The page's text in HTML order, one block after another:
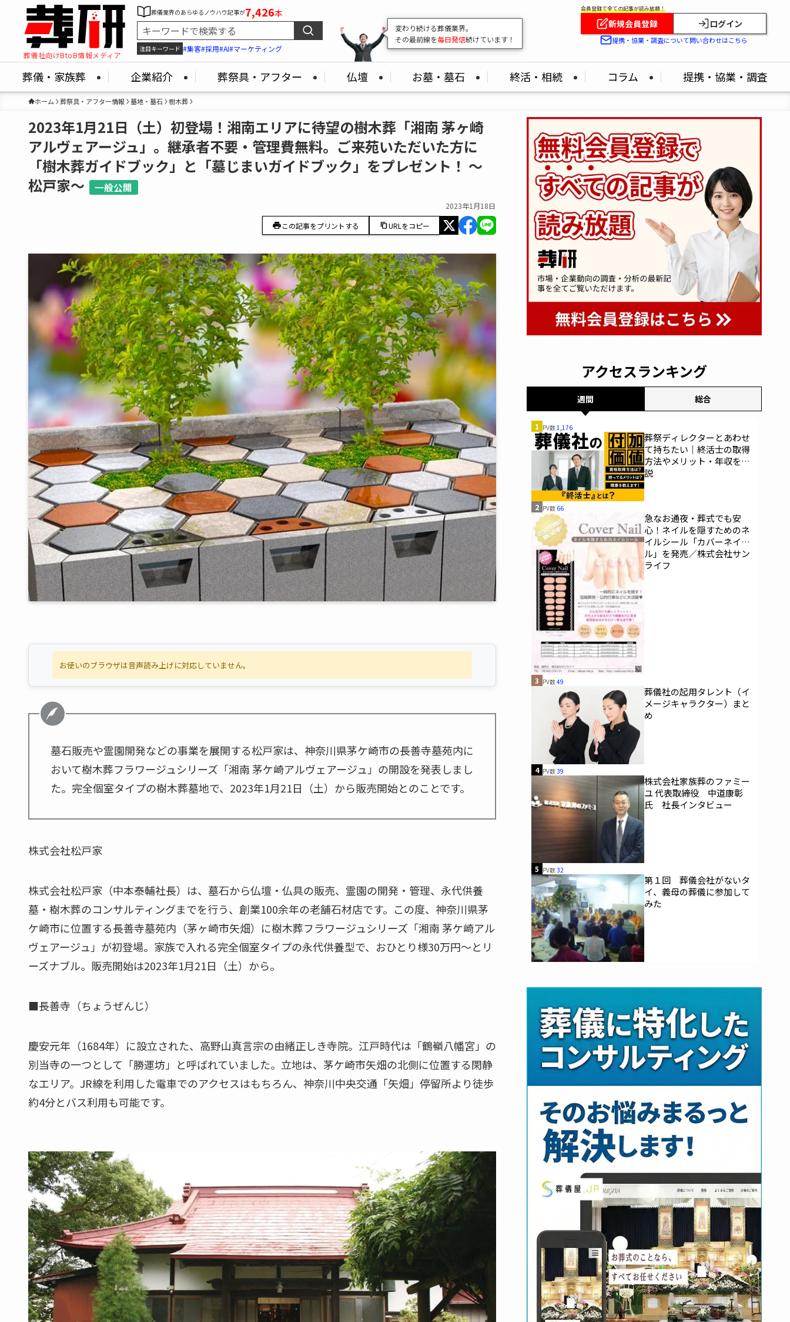
葬儀社向けBtoB情報メディア
葬儀業界のあらゆるノウハウ記事が7,426本
注目キーワード #集客#採用#AI#マーケティング
変わり続ける葬儀業界。
その最前線を毎日発信続けています！
会員登録で全ての記事が読み放題！
新規会員登録 ログイン
提携・協業・調査について問い合わせはこちら
葬儀・家族葬 企業紹介 葬祭具・アフター 仏壇 お墓・墓石 終活・相続 コラム 提携・協業・調査
ホーム 葬祭具・アフター情報 墓地・墓石 樹木葬
2023年1月21日（土）初登場！湘南エリアに待望の樹木葬「湘南 茅ヶ崎
アルヴェアージュ」。継承者不要・管理費無料。ご来苑いただいた方に
「樹木葬ガイドブック」と「墓じまいガイドブック」をプレゼント！ ～
松戸家～
一般公開
2023年1月18日
この記事をプリントする
URLをコピー
お使いのブラウザは音声読み上げに対応していません。
墓石販売や霊園開発などの事業を展開する松戸家は、神奈川県茅ケ崎市の長善寺墓苑内に
おいて樹木葬フラワージュシリーズ「湘南 茅ケ崎アルヴェアージュ」の開設を発表しまし
た。完全個室タイプの樹木葬墓地で、2023年1月21日（土）から販売開始とのことです。
株式会社松戸家
株式会社松戸家（中本泰輔社長）は、墓石から仏壇・仏具の販売、霊園の開発・管理、永代供養
墓・樹木葬のコンサルティングまでを行う、創業100余年の老舗石材店です。この度、神奈川県茅
ケ崎市に位置する長善寺墓苑内（茅ヶ崎市矢畑）に樹木葬フラワージュシリーズ「湘南 茅ケ崎アル
ヴェアージュ」が初登場。家族で入れる完全個室タイプの永代供養型で、おひとり様30万円～とリ
ーズナブル。販売開始は2023年1月21日（土）から。
■長善寺（ちょうぜんじ）
慶安元年（1684年）に設立された、高野山真言宗の由緒正しき寺院。江戸時代は「鶴嶺八幡宮」の
別当寺の一つとして「勝運坊」と呼ばれていました。立地は、茅ケ崎市矢畑の北側に位置する閑静
なエリア。JR線を利用した電車でのアクセスはもちろん、神奈川中央交通「矢畑」停留所より徒歩
約4分とバス利用も可能です。
アクセスランキング
週間 総合
1 PV数1,176
葬祭ディレクターとあわせ
て持ちたい｜終活士の取得
方法やメリット・年収を解
説
2 PV数 66
急なお通夜・葬式でも安
心！ネイルを隠すためのネ
イルシール「カバーネイ
ル」を発売／株式会社サン
ライフ
3 PV数49
葬儀社の起用タレント（イ
メージキャラクター）まと
め
4 PV数39
株式会社家族葬のファミー
ユ 代表取締役 中道康彰
氏 社長インタビュー
5 PV数32
第１回 葬儀会社がないタ
イ、義母の葬儀に参加して
みた